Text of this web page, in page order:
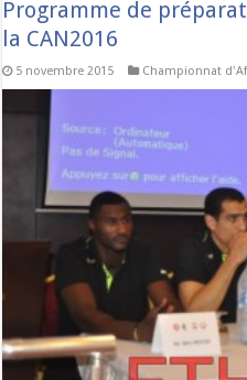
Programme de
la CAN2016
5 novembre 2015 Championnat